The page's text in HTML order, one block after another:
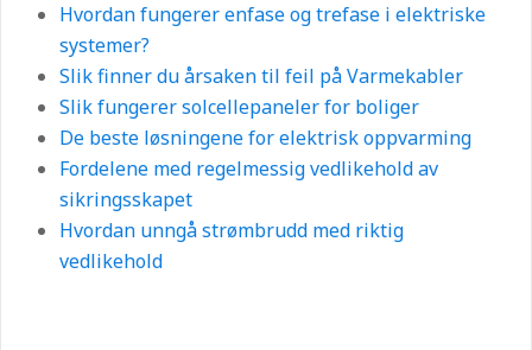
Hvordan fungerer enfase og trefase i elektriske
systemer?
Slik finner du årsaken til feil på Varmekabler
Slik fungerer solcellepaneler for boliger
De beste løsningene for elektrisk oppvarming
Fordelene med regelmessig vedlikehold av
sikringsskapet
Hvordan unngå strømbrudd med riktig
vedlikehold